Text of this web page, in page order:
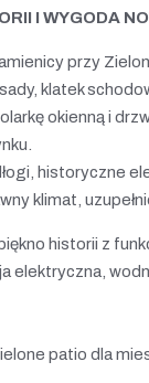
I WYGODA
przy
klatek
okienną i
historyczne
klimat,
historii z
elektryczna,
patio dla